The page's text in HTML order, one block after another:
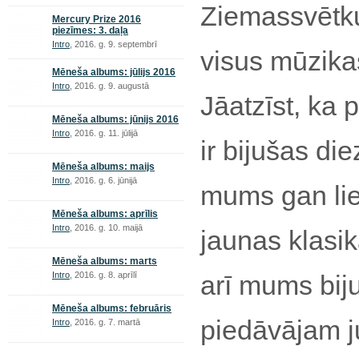
Mercury Prize 2016
piezīmes: 3. daļa
Intro , 2016. g. 9. septembrī
Mēneša albums: jūlijs 2016
Intro , 2016. g. 9. augustā
Mēneša albums: jūnijs 2016
Intro , 2016. g. 11. jūlijā
Mēneša albums: maijs
Intro , 2016. g. 6. jūnijā
Mēneša albums: aprīlis
Intro , 2016. g. 10. maijā
Mēneša albums: marts
Intro , 2016. g. 8. aprīlī
Mēneša albums: februāris
Intro , 2016. g. 7. martā
visus
Jāatzīst, ka
ir bijušas
mums gan
jaunas
arī mums
piedāvājam